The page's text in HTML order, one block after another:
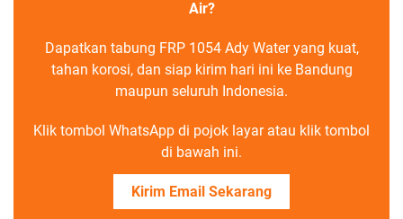
Air?
Dapatkan tabung FRP 1054 Ady Water yang kuat,
tahan korosi, dan siap kirim hari ini ke Bandung
maupun seluruh Indonesia.
Klik tombol WhatsApp di pojok layar atau klik tombol
di bawah ini.
Kirim Email Sekarang